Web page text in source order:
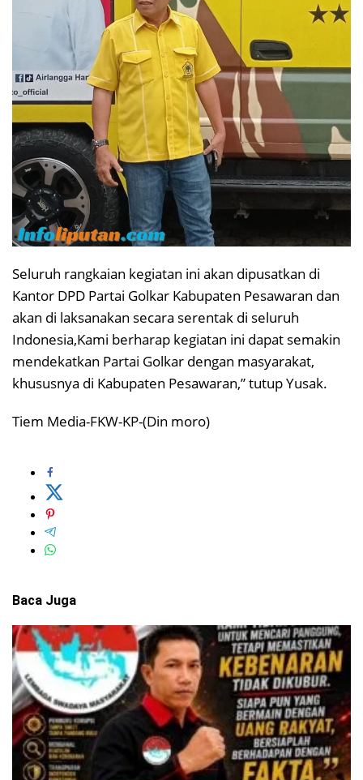
Seluruh rangkaian kegiatan ini akan dipusatkan di
Kantor DPD Partai Golkar Kabupaten Pesawaran dan
akan di laksanakan secara serentak di seluruh
Indonesia,Kami berharap kegiatan ini dapat semakin
mendekatkan Partai Golkar dengan masyarakat,
khususnya di Kabupaten Pesawaran,” tutup Yusak.
Tiem Media-FKW-KP-(Din moro)
Baca Juga